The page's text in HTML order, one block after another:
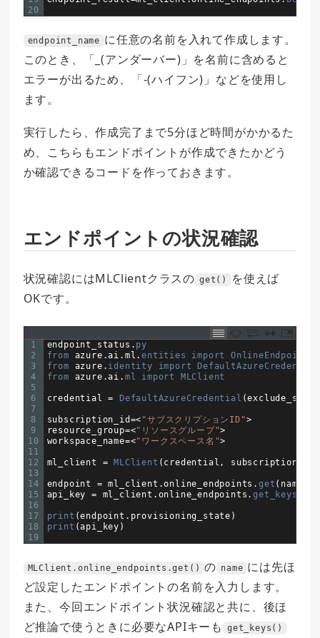
20
endpoint_name に任意の名前を入れて作成します。
このとき、「_(アンダーバー)」を名前に含めると
エラーが出るため、「-(ハイフン)」などを使用し
ます。
実行したら、作成完了まで5分ほど時間がかかるた
め、こちらもエンドポイントが作成できたかどう
か確認できるコードを作っておきます。
エンドポイントの状況確認
状況確認にはMLClientクラスの get()
を使えば
OKです。
1
2
3
4
5
6
7
8
9
10
11
12
13
14
15
16
17
18
19
endpoint_status . py
from azure .ai . ml .entities import OnlineEndpoint
from azure . identity import
DefaultAzureCredential
from azure .ai . ml import MLClient
credential = DefaultAzureCredential (
subscription_id =< "サブスクリプションID">
resource_group=<"リソースグループ">
workspace_name=<"ワークスペース名">
ml_client = MLClient ( credential , subscription_id
endpoint = ml_client .online_endpoints .get ( name
api_key
= ml_client . online_endpoints .get_keys
print (endpoint . provisioning_state )
print (api_key )
MLClient.online_endpoints.get() の name には先ほ
ど設定したエンドポイントの名前を入力します。
また、今回エンドポイント状況確認と共に、後ほ
ど推論で使うときに必要なAPIキーも
get_keys()